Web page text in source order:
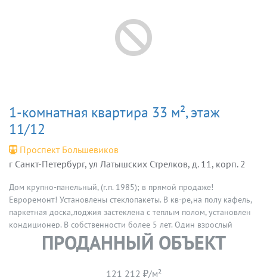
1-комнатная квартира 33 м², этаж
11/12
Проспект Большевиков
г Санкт-Петербург, ул Латышских Стрелков, д. 11, корп. 2
Дом крупно-панельный, (г.п. 1985); в прямой продаже!
Евроремонт! Установлены стеклопакеты. В кв-ре,на полу кафель,
паркетная доска,лоджия застеклена с теплым полом, установлен
кондиционер. В собственности более 5 лет. Один взрослый
собственник. Вход со двора, окна во двор. Детский сад и школа-
2 мин.пеш. от дома.
ПРОДАННЫЙ ОБЪЕКТ
121 212 ₽/м²